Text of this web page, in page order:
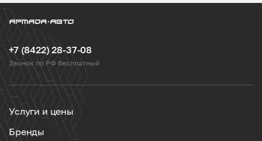
+7 (8422) 28-37-08
Звонок по РФ бесплатный
Услуги и цены
Бренды